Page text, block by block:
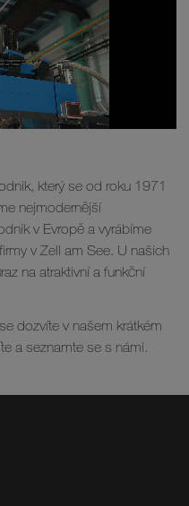
který se od roku 1971
nejmodernější
v Evropě a vyrábíme
v Zell am See. U našich
na atraktivní a funkční
dozvíte v našem krátkém
a seznamte se s námi.